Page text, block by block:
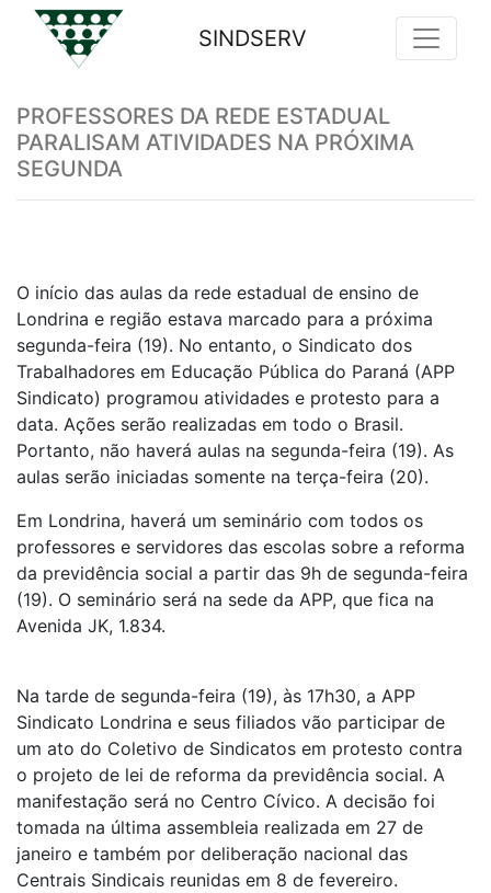
SINDSERV
PROFESSORES DA REDE ESTADUAL
PARALISAM ATIVIDADES NA PRÓXIMA
SEGUNDA
O início das aulas da rede estadual de ensino de
Londrina e região estava marcado para a próxima
segunda-feira (19). No entanto, o Sindicato dos
Trabalhadores em Educação Pública do Paraná (APP
Sindicato) programou atividades e protesto para a
data. Ações serão realizadas em todo o Brasil.
Portanto, não haverá aulas na segunda-feira (19). As
aulas serão iniciadas somente na terça-feira (20).
Em Londrina, haverá um seminário com todos os
professores e servidores das escolas sobre a reforma
da previdência social a partir das 9h de segunda-feira
(19). O seminário será na sede da APP, que fica na
Avenida JK, 1.834.
Na tarde de segunda-feira (19), às 17h30, a APP
Sindicato Londrina e seus filiados vão participar de
um ato do Coletivo de Sindicatos em protesto contra
o projeto de lei de reforma da previdência social. A
manifestação será no Centro Cívico. A decisão foi
tomada na última assembleia realizada em 27 de
janeiro e também por deliberação nacional das
Centrais Sindicais reunidas em 8 de fevereiro.